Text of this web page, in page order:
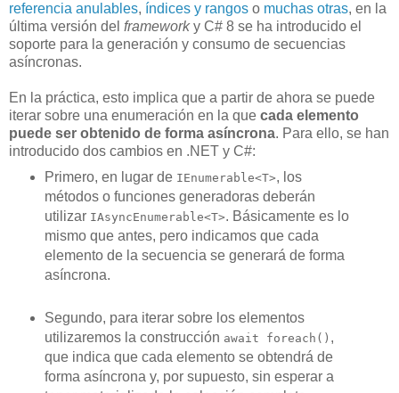
referencia anulables, índices y rangos o muchas otras, en la
última versión del frameworky C# 8 se ha introducido el
soporte para la generación y consumo de secuencias
asíncronas.
En la práctica, esto implica que a partir de ahora se puede
iterar sobre una enumeración en la que cada elemento
puede ser obtenido de forma asíncrona. Para ello, se han
introducido dos cambios en .NET y C#:
Primero, en lugar de IEnumerable<T>, los
métodos o funciones generadoras deberán
utilizar IAsyncEnumerable<T>. Básicamente es lo
mismo que antes, pero indicamos que cada
elemento de la secuencia se generará de forma
asíncrona.
Segundo, para iterar sobre los elementos
utilizaremos la construcción await foreach() ,
que indica que cada elemento se obtendrá de
forma asíncrona y, por supuesto, sin esperar a